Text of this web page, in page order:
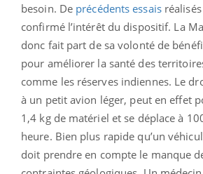
besoin. De précédents essais
confirmé l’intérêt du dispositif. La
donc fait part de sa volonté de
pour améliorer la santé des
comme les réserves indiennes. Le
à un petit avion léger, peut en effet
1,4 kg de matériel et se déplace à
heure. Bien plus rapide qu’un
doit prendre en compte le manque